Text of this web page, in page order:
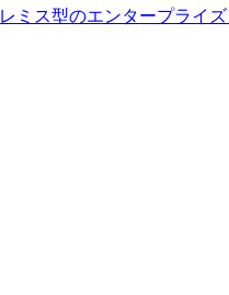
ミス型のエンタープライ